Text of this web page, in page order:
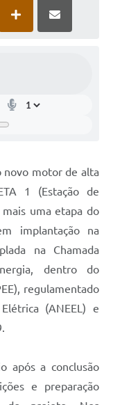
novo motor de alta
1 (Estação de
uma etapa do
implantação na
na Chamada
dentro do
regulamentado
(ANEEL) e
após a conclusão
e preparação